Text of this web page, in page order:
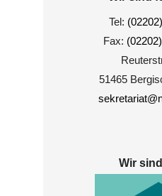
Tel:
Fax:
51465
Wir